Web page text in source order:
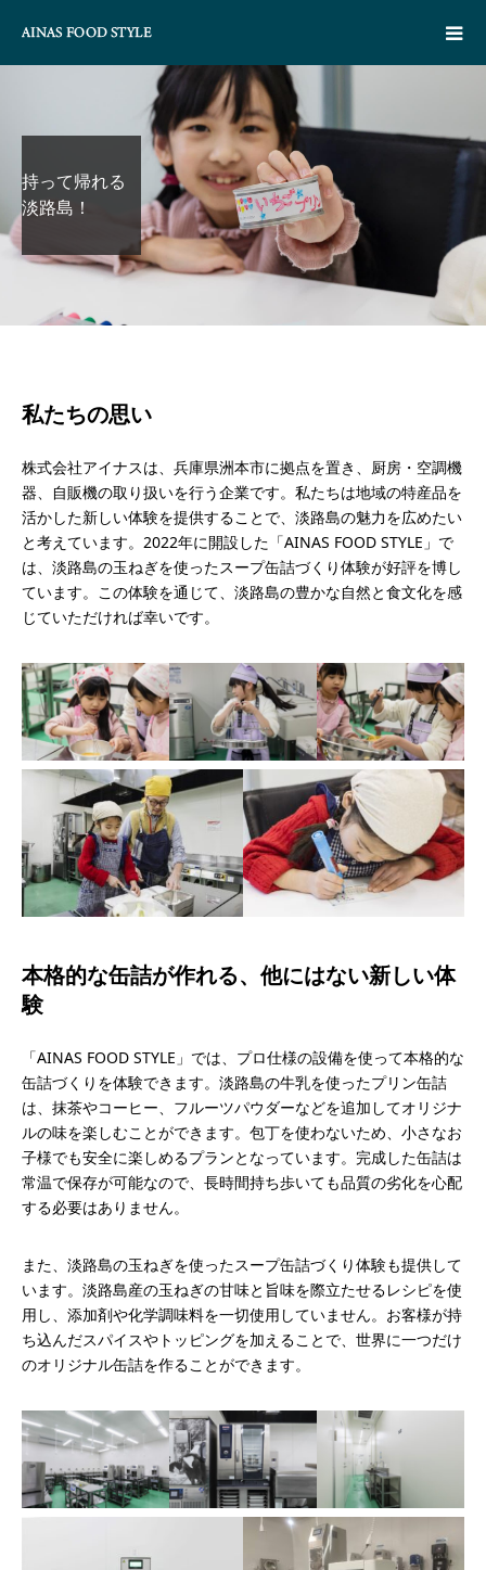
持って帰れる
淡路島！
私たちの思い
株式会社アイナスは、兵庫県洲本市に拠点を置き、厨房・空調機
器、自販機の取り扱いを行う企業です。私たちは地域の特産品を
活かした新しい体験を提供することで、淡路島の魅力を広めたい
と考えています。2022年に開設した「AINAS FOOD STYLE」で
は、淡路島の玉ねぎを使ったスープ缶詰づくり体験が好評を博し
ています。この体験を通じて、淡路島の豊かな自然と食文化を感
じていただければ幸いです。
本格的な缶詰が作れる、他にはない新しい体
験
「AINAS FOOD STYLE」では、プロ仕様の設備を使って本格的な
缶詰づくりを体験できます。淡路島の牛乳を使ったプリン缶詰
は、抹茶やコーヒー、フルーツパウダーなどを追加してオリジナ
ルの味を楽しむことができます。包丁を使わないため、小さなお
子様でも安全に楽しめるプランとなっています。完成した缶詰は
常温で保存が可能なので、長時間持ち歩いても品質の劣化を心配
する必要はありません。
また、淡路島の玉ねぎを使ったスープ缶詰づくり体験も提供して
います。淡路島産の玉ねぎの甘味と旨味を際立たせるレシピを使
用し、添加剤や化学調味料を一切使用していません。お客様が持
ち込んだスパイスやトッピングを加えることで、世界に一つだけ
のオリジナル缶詰を作ることができます。